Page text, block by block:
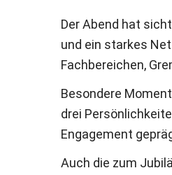
Der Abend hat
und ein starkes
Fachbereichen,
Besondere
drei
Engagement
Auch die zum